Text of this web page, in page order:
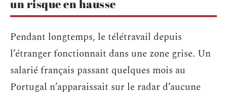
un risque en hausse
Pendant longtemps, le télétravail depuis
l’étranger fonctionnait dans une zone grise. Un
salarié français passant quelques mois au
Portugal n’apparaissait sur le radar d’aucune